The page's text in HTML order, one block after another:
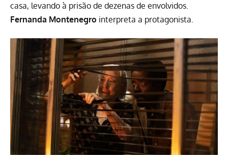
casa, levando à prisão de dezenas de envolvidos.
Fernanda Montenegro interpreta a protagonista.